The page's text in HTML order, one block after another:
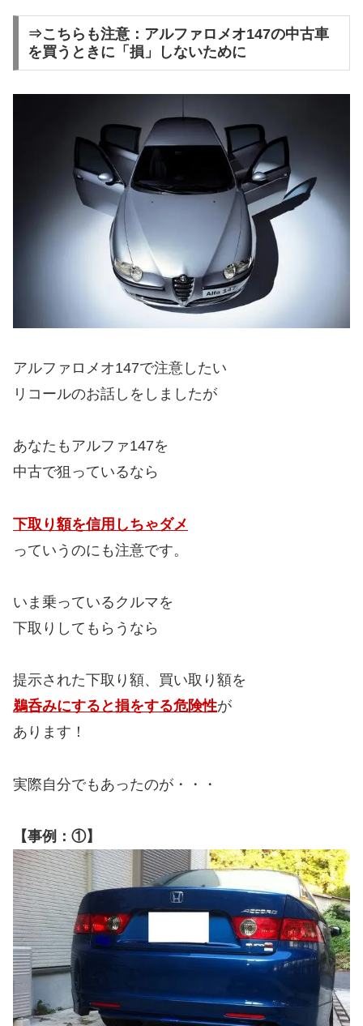
⇒こちらも注意：アルファロメオ147の中古車
を買うときに「損」しないために
アルファロメオ147で注意したい
リコールのお話しをしましたが
あなたもアルファ147を
中古で狙っているなら
下取り額を信用しちゃダメ
っていうのにも注意です。
いま乗っているクルマを
下取りしてもらうなら
提示された下取り額、買い取り額を
鵜呑みにすると損をする危険性が
あります！
実際自分でもあったのが・・・
【事例：①】